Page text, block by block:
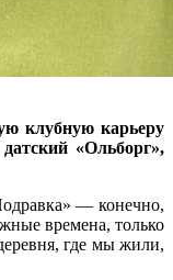
клубную карьеру
«Ольборг»,
— конечно,
времена, только
где мы жили,